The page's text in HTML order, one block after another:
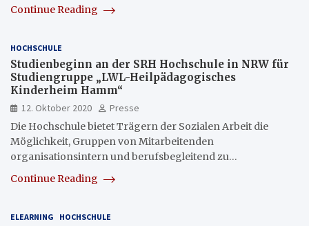
Continue Reading
HOCHSCHULE
Studienbeginn an der SRH Hochschule in NRW für
Studiengruppe „LWL-Heilpädagogisches
Kinderheim Hamm“
12. Oktober 2020
Presse
Die Hochschule bietet Trägern der Sozialen Arbeit die
Möglichkeit, Gruppen von Mitarbeitenden
organisationsintern und berufsbegleitend zu…
Continue Reading
ELEARNING HOCHSCHULE